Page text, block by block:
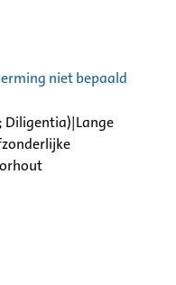
niet bepaald
Diligentia)|Lange